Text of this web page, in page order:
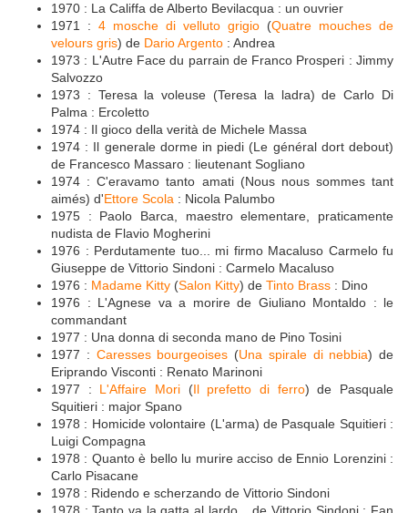
1970 : La Califfa de Alberto Bevilacqua : un ouvrier
1971 : 4 mosche di velluto grigio (Quatre mouches de
velours gris) de Dario Argento : Andrea
1973 : L'Autre Face du parrain de Franco Prosperi : Jimmy
Salvozzo
1973 : Teresa la voleuse (Teresa la ladra) de Carlo Di
Palma : Ercoletto
1974 : Il gioco della verità de Michele Massa
1974 : Il generale dorme in piedi (Le général dort debout)
de Francesco Massaro : lieutenant Sogliano
1974 : C'eravamo tanto amati (Nous nous sommes tant
aimés) d'Ettore Scola : Nicola Palumbo
1975 : Paolo Barca, maestro elementare, praticamente
nudista de Flavio Mogherini
1976 : Perdutamente tuo... mi firmo Macaluso Carmelo fu
Giuseppe de Vittorio Sindoni : Carmelo Macaluso
1976 : Madame Kitty (Salon Kitty) de Tinto Brass : Dino
1976 : L'Agnese va a morire de Giuliano Montaldo : le
commandant
1977 : Una donna di seconda mano de Pino Tosini
1977 : Caresses bourgeoises (Una spirale di nebbia) de
Eriprando Visconti : Renato Marinoni
1977 : L'Affaire Mori (Il prefetto di ferro) de Pasquale
Squitieri : major Spano
1978 : Homicide volontaire (L'arma) de Pasquale Squitieri :
Luigi Compagna
1978 : Quanto è bello lu murire acciso de Ennio Lorenzini :
Carlo Pisacane
1978 : Ridendo e scherzando de Vittorio Sindoni